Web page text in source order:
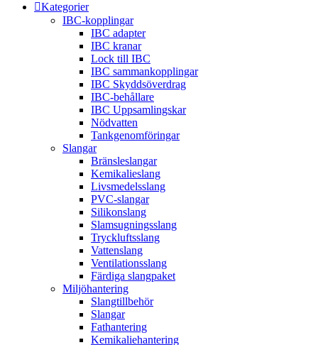
Kategorier
IBC-kopplingar
IBC adapter
IBC kranar
Lock till IBC
IBC sammankopplingar
IBC Skyddsöverdrag
IBC-behållare
IBC Uppsamlingskar
Nödvatten
Tankgenomföringar
Slangar
Bränsleslangar
Kemikalieslang
Livsmedelsslang
PVC-slangar
Silikonslang
Slamsugningsslang
Tryckluftsslang
Vattenslang
Ventilationsslang
Färdiga slangpaket
Miljöhantering
Slangtillbehör
Slangar
Fathantering
Kemikaliehantering